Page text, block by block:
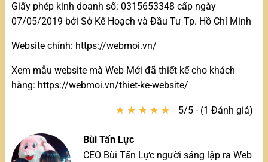
Giấy phép kinh doanh số: 0315653348 cấp ngày
07/05/2019 bởi Sở Kế Hoạch và Đầu Tư Tp. Hồ Chí Minh
Website chính: https://webmoi.vn/
Xem mẫu website mà Web Mới đã thiết kế cho khách
hàng: https://webmoi.vn/thiet-ke-website/
★ ★ ★ ★ ★
★ ★ ★ ★ ★ 5/5 - (1 Đánh giá)
Bùi Tấn Lực
CEO Bùi Tấn Lực người sáng lập ra Web